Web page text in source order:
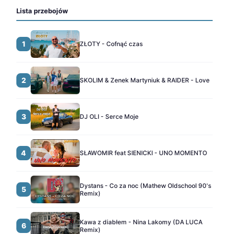
Lista przebojów
1 ZŁOTY - Cofnąć czas
2 SKOLIM & Zenek Martyniuk & RAIDER - Love
3 DJ OLI - Serce Moje
4 SŁAWOMIR feat SIENICKI - UNO MOMENTO
5
Dystans - Co za noc (Mathew Oldschool 90's
Remix)
6
Kawa z diabłem - Nina Lakomy (DA LUCA
Remix)